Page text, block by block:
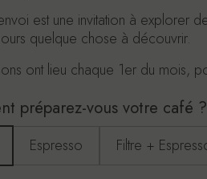
est une invitation à explorer
quelque chose à découvrir.
ont lieu chaque 1er du mois,
préparez-vous votre café ?
Espresso Filtre +